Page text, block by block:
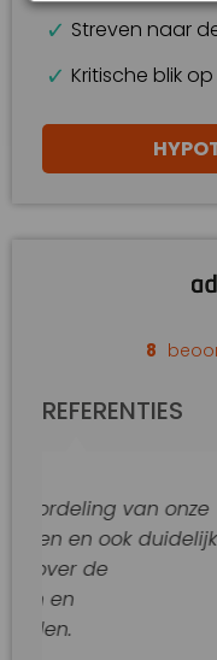
Streven naar
Kritische blik
8
REFERENTIES
van onze
duidelijk en